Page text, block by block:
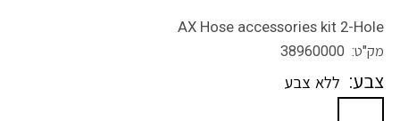
AX Hose accessories kit 2-Hole
מק"ט: 38960000
צבע: ללא צבע